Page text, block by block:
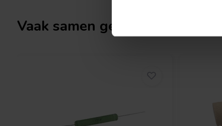
Vaak samen gekocht